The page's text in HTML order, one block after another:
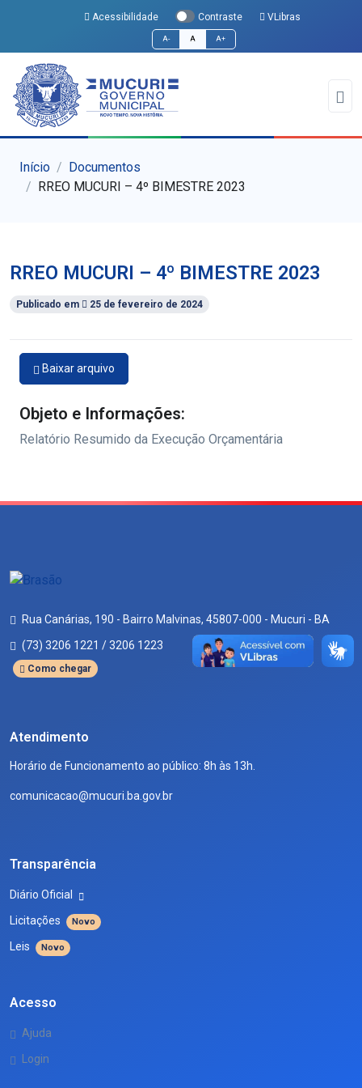
Acessibilidade Contraste VLibras
A- A A+
Início
Documentos
RREO MUCURI – 4º BIMESTRE 2023
RREO MUCURI – 4º BIMESTRE 2023
Publicado em 25 de fevereiro de 2024
Baixar arquivo
Objeto e Informações:
Relatório Resumido da Execução Orçamentária
Rua Canárias, 190 - Bairro Malvinas, 45807-000 - Mucuri - BA
(73) 3206 1221 / 3206 1223
Como chegar
Atendimento
Horário de Funcionamento ao público: 8h às 13h.
comunicacao@mucuri.ba.gov.br
Transparência
Diário Oficial
Licitações
Novo
Leis Novo
Acesso
Ajuda
Login